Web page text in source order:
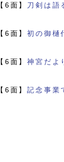
【6面】 刀剣は
【6面】初の御
【6面】神宮だよ
【6面】記念事